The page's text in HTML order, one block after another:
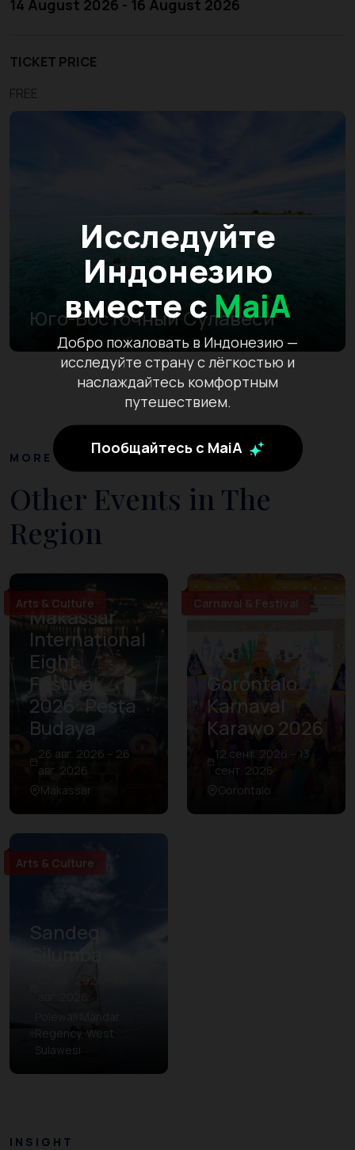
Исследуйте
Индонезию
вместе сMaiA
Добро пожаловать в Индонезию —
исследуйте страну с лёгкостью и
наслаждайтесь комфортным
путешествием.
Пообщайтесь с MaiA
14 August 2026 - 16 August 2026
TICKET PRICE
FREE
Юго-Восточный Сулавеси
MORE EVENTS
Other Events in The
Region
Arts & Culture
Makassar
International
Eight
Festival
2026: Pesta
Budaya
26 авг. 2026 – 26
авг. 2026
Makassar
Carnaval & Festival
Gorontalo
Karnaval
Karawo 2026
12 сент. 2026 – 13
сент. 2026
Gorontalo
Arts & Culture
Sandeq
Silumba
03 авг. 2026 – 09
Regency, West
Sulawesi
INSIGHT